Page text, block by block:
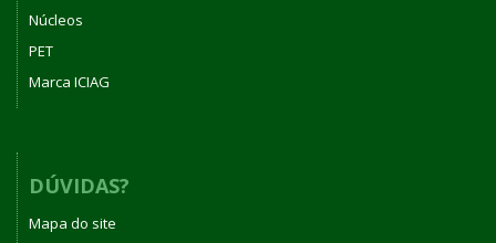
Núcleos
PET
Marca ICIAG
DÚVIDAS?
Mapa do site